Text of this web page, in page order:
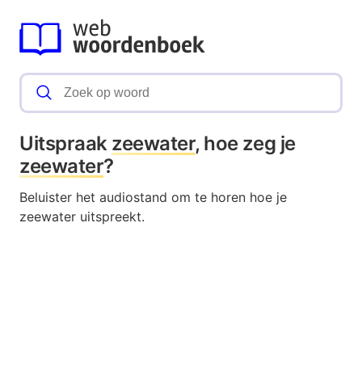
Uitspraak zeewater, hoe zeg je
zeewater?
Beluister het audiostand om te horen hoe je
zeewater uitspreekt.